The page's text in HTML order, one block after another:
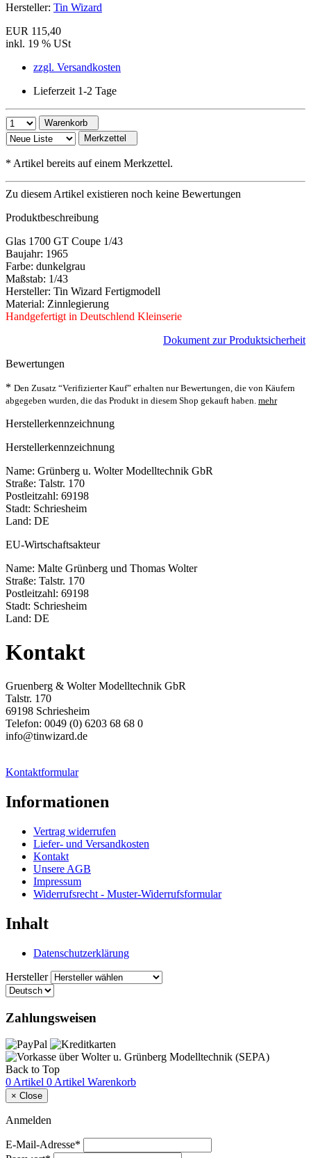
Hersteller: Tin Wizard
EUR 115,40
inkl. 19 % USt
zzgl. Versandkosten
Lieferzeit 1-2 Tage
Warenkorb
Merkzettel
* Artikel bereits auf einem Merkzettel.
Zu diesem Artikel existieren noch keine Bewertungen
Produktbeschreibung
Glas 1700 GT Coupe 1/43
Baujahr: 1965
Farbe: dunkelgrau
Maßstab: 1/43
Hersteller: Tin Wizard Fertigmodell
Material: Zinnlegierung
Handgefertigt in Deutschlend Kleinserie
Dokument zur Produktsicherheit
Bewertungen
* Den Zusatz “Verifizierter Kauf” erhalten nur Bewertungen, die von Käufern
abgegeben wurden, die das Produkt in diesem Shop gekauft haben. mehr
Herstellerkennzeichnung
Herstellerkennzeichnung
Name: Grünberg u. Wolter Modelltechnik GbR
Straße: Talstr. 170
Postleitzahl: 69198
Stadt: Schriesheim
Land: DE
EU-Wirtschaftsakteur
Name: Malte Grünberg und Thomas Wolter
Straße: Talstr. 170
Postleitzahl: 69198
Stadt: Schriesheim
Land: DE
Kontakt
Gruenberg & Wolter Modelltechnik GbR
Talstr. 170
69198 Schriesheim
Telefon: 0049 (0) 6203 68 68 0
info@tinwizard.de
Kontaktformular
Informationen
Vertrag widerrufen
Liefer- und Versandkosten
Kontakt
Unsere AGB
Impressum
Widerrufsrecht - Muster-Widerrufsformular
Inhalt
Datenschutzerklärung
Hersteller
Zahlungsweisen
Back to Top
0 Artikel 0 Artikel Warenkorb
× Close
Anmelden
E-Mail-Adresse*